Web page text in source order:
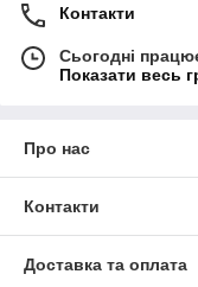
Контакти
Сьогодні
Показати весь
Про нас
Контакти
Доставка та оплата